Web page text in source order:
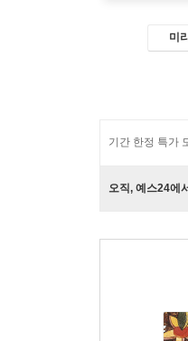
미
기간 한정 특가
오직, 예스24에